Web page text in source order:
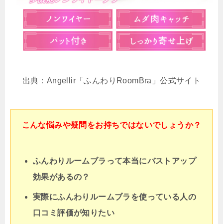
出典：Angellir「ふんわりRoomBra」公式サイト
こんな悩みや疑問をお持ちではないでしょうか？
ふんわりルームブラって本当にバストアップ
効果があるの？
実際にふんわりルームブラを使っている人の
口コミ評価が知りたい